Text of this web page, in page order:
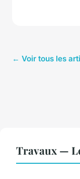
← Voir tous les
Travaux —